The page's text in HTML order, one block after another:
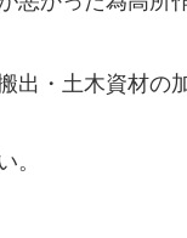
出・土木資材の
。